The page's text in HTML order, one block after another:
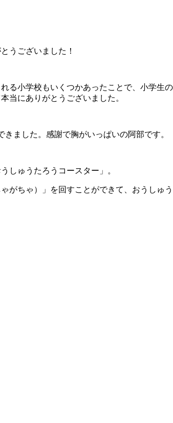
うございました！
る小学校もいくつかあったことで、小学生
当にありがとうございました。
ました。感謝で胸がいっぱいの阿部です。
しゅうたろうコースター」。
がちゃ）」を回すことができて、おうしゅ